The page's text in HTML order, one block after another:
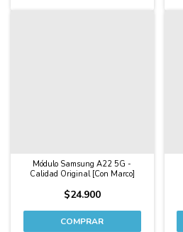
Módulo Samsung A22 5G -
Calidad Original [Con Marco]
$24.900